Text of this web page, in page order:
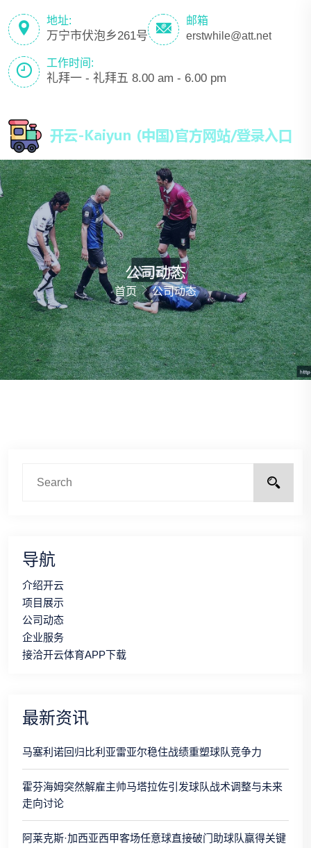
地址:
万宁市伏泡乡261号
邮箱
erstwhile@att.net
工作时间:
礼拜一 - 礼拜五 8.00 am - 6.00 pm
公司动态
首页 公司动态
导航
介绍开云
项目展示
公司动态
企业服务
接洽开云体育APP下载
最新资讯
马塞利诺回归比利亚雷亚尔稳住战绩重塑球队竞争力
霍芬海姆突然解雇主帅马塔拉佐引发球队战术调整与未来
走向讨论
阿莱克斯·加西亚西甲客场任意球直接破门助球队赢得关键